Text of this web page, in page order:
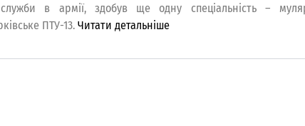
в армії, здобув ще одну спеціальність –
ПТУ-13.Читати детальніше